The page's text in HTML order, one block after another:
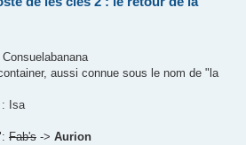
aussi connue sous le nom de "la
: Isa
Fab's -> Aurion